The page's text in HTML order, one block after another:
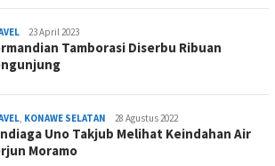
admin
23 April 2023
Tamborasi Diserbu Ribuan
KONAWE SELATAN admin
28 Agustus 2022
Uno Takjub Melihat Keindahan Air
Moramo